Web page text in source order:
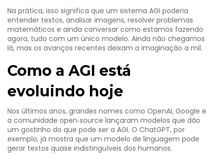
Na prática, isso significa que um sistema AGI poderia
entender textos, analisar imagens, resolver problemas
matemáticos e ainda conversar como estamos fazendo
agora, tudo com um único modelo. Ainda não chegamos
lá, mas os avanços recentes deixam a imaginação a mil.
Como a AGI está
evoluindo hoje
Nos últimos anos, grandes nomes como OpenAI, Google e
a comunidade open‑source lançaram modelos que dão
um gostinho do que pode ser a AGI. O ChatGPT, por
exemplo, já mostra que um modelo de linguagem pode
gerar textos quase indistinguíveis dos humanos.